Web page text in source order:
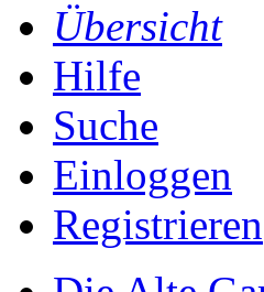
Übersicht
Hilfe
Suche
Einloggen
Registrieren